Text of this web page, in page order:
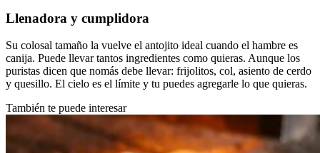
Llenadora y cumplidora
Su colosal tamaño la vuelve el antojito ideal cuando el hambre es
canija. Puede llevar tantos ingredientes como quieras. Aunque los
puristas dicen que nomás debe llevar: frijolitos, col, asiento de cerdo
y quesillo. El cielo es el límite y tu puedes agregarle lo que quieras.
También te puede interesar